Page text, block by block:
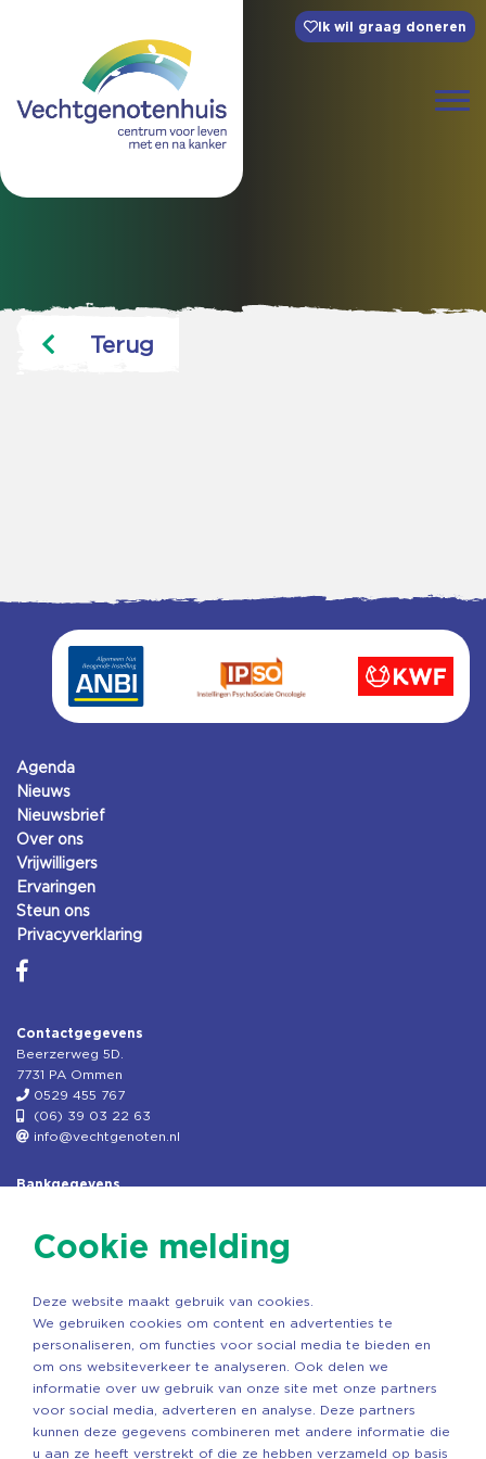
Ik wil graag doneren
Terug
Agenda
Nieuws
Nieuwsbrief
Over ons
Vrijwilligers
Ervaringen
Steun ons
Privacyverklaring
Contactgegevens
Beerzerweg 5D.
7731 PA Ommen
0529 455 767
(06) 39 03 22 63
info@vechtgenoten.nl
Bankgegevens
Rek.nr: NL85RABO0127579230
Copyright ©2026 Vechtgenoten
Cookie melding
Deze website maakt gebruik van cookies.
We gebruiken cookies om content en advertenties te
personaliseren, om functies voor social media te bieden en
om ons websiteverkeer te analyseren. Ook delen we
informatie over uw gebruik van onze site met onze partners
voor social media, adverteren en analyse. Deze partners
kunnen deze gegevens combineren met andere informatie die
u aan ze heeft verstrekt of die ze hebben verzameld op basis